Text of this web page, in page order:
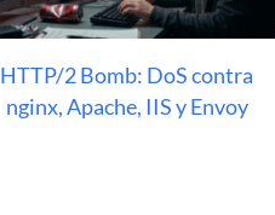
HTTP/2 Bomb: DoS contra
nginx, Apache, IIS y Envoy